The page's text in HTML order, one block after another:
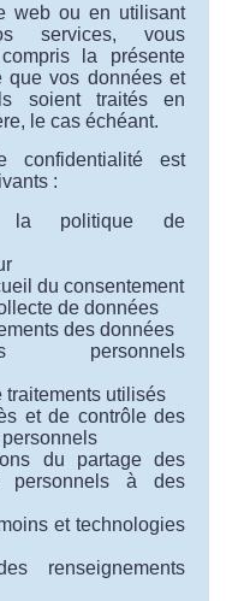
web ou en utilisant
services, vous
la présente
que vos données et
soient traités en
le cas échéant.
confidentialité est
:
la politique de
du consentement
de données
des données
personnels
traitements utilisés
et de contrôle des
du partage des
personnels à des
et technologies
renseignements